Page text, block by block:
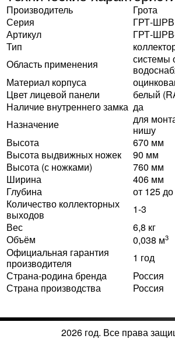
Производитель
Грота
Серия
ГРТ-ШРВ
Артикул
ГРТ-
Тип
Область применения
системы
Материал корпуса
Цвет лицевой панели
белый
Наличие внутреннего замка да
Назначение
для
нишу
Высота
670 мм
Высота выдвижных ножек
90 мм
Высота (с ножками)
760 мм
Ширина
406 мм
Глубина
от 125
Количество коллекторных
выходов
1-3
Вес
6,8 кг
Объём
0,038 м3
Официальная гарантия
производителя
1 год
Страна-родина бренда
Россия
Страна производства
Россия
2026 год. Все права